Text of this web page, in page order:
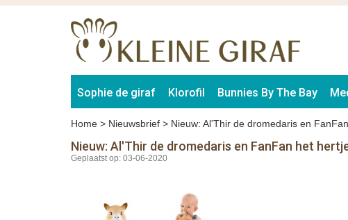
Sophie de giraf Klorofil Bunnies By The Bay
Home > Nieuwsbrief > Nieuw: Al'Thir de dromedaris en
Nieuw: Al'Thir de dromedaris en FanFan het
Geplaatst op: 03-06-2020